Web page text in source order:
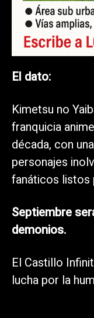
El dato:
Kimetsu no
franquicia
década, con
personajes
fanáticos listos
Septiembre
demonios.
El Castillo
lucha por la